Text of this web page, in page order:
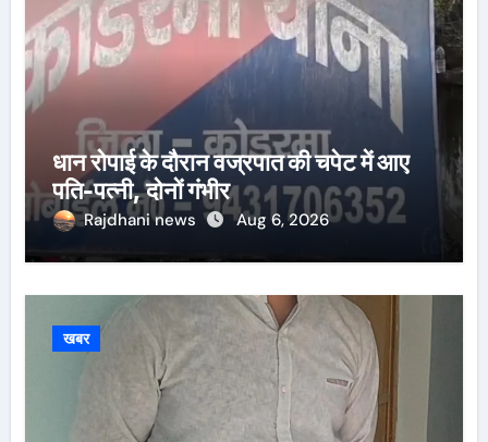
धान रोपाई के दौरान वज्रपात की चपेट में आए
पति-पत्नी, दोनों गंभीर
Rajdhani news Aug 6, 2026
खबर